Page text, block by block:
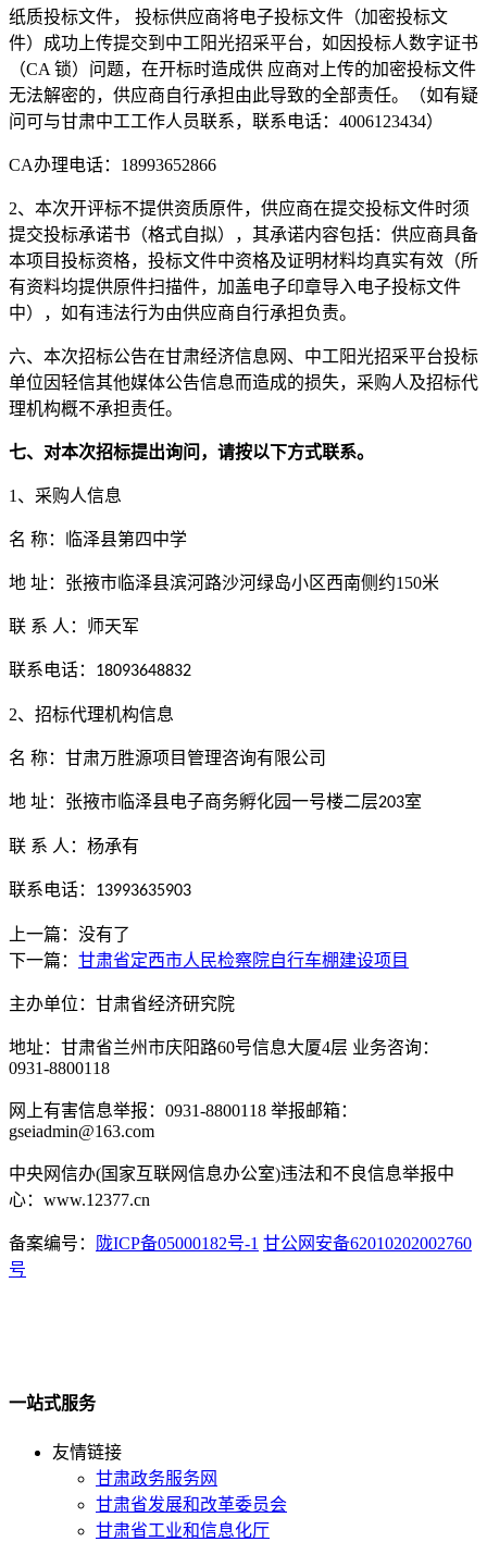
纸质投标文件， 投标供应商将电子投标文件（加密投标文
件）成功上传提交到中工阳光招采平台，如因投标人数字证书
（CA 锁）问题，在开标时造成供 应商对上传的加密投标文件
无法解密的，供应商自行承担由此导致的全部责任。（如有疑
问可与甘肃中工工作人员联系，联系电话：4006123434）
CA办理电话：18993652866
2、本次开评标不提供资质原件，供应商在提交投标文件时须
提交投标承诺书（格式自拟），其承诺内容包括：供应商具备
本项目投标资格，投标文件中资格及证明材料均真实有效（所
有资料均提供原件扫描件，加盖电子印章导入电子投标文件
中），如有违法行为由供应商自行承担负责。
六、本次招标公告在甘肃经济信息网、中工阳光招采平台投标
单位因轻信其他媒体公告信息而造成的损失，采购人及招标代
理机构概不承担责任。
七、对本次招标提出询问，请按以下方式联系。
1、采购人信息
名 称： 临泽县第四中学
地 址：张掖市临泽县滨河路沙河绿岛小区西南侧约150米
联 系 人： 师天军
联系电话： 18093648832
2、招标代理机构信息
名 称： 甘肃万胜源项目管理咨询有限公司
地 址： 张掖市临泽县电子商务孵化园一号楼二层203室
联 系 人： 杨承有
联系电话： 13993635903
上一篇：没有了
下一篇： 甘肃省定西市人民检察院自行车棚建设项目
主办单位：甘肃省经济研究院
地址：甘肃省兰州市庆阳路60号信息大厦4层 业务咨询：
0931-8800118
网上有害信息举报：0931-8800118 举报邮箱：
gseiadmin@163.com
中央网信办(国家互联网信息办公室)违法和不良信息举报中
心：www.12377.cn
备案编号： 陇ICP备05000182号-1 甘公网安备62010202002760
号
一站式服务
友情链接
甘肃政务服务网
甘肃省发展和改革委员会
甘肃省工业和信息化厅